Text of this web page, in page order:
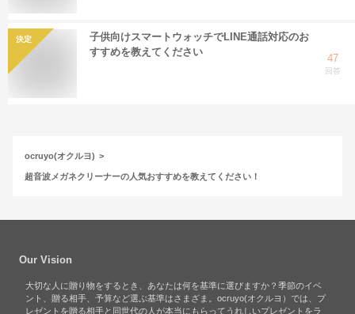
決定
子供向けスマートウォッチでLINE通話対応のお
すすめを教えてください
47
回答
ocruyo(オクルヨ)
超音波メガネクリーナーの人気おすすめを教えてください！
Our Vision
大切な人に贈り物をするとき、あなたは何を基準に選びますか？季節のイベ
ント、贈る相手、予算など選ぶ基準はさまざま。ocruyo(オクルヨ）では、プ
レゼントを贈る相手と同世代の人が本当にもらってうれしいプレゼントをラ